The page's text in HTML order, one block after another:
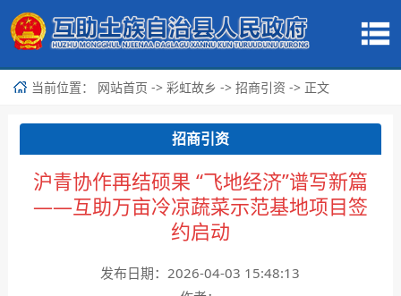
当前位置： 网站首页 -> 彩虹故乡 -> 招商引资 -> 正文
招商引资
沪青协作再结硕果 “飞地经济”谱写新篇
——互助万亩冷凉蔬菜示范基地项目签
约启动
发布日期：2026-04-03 15:48:13